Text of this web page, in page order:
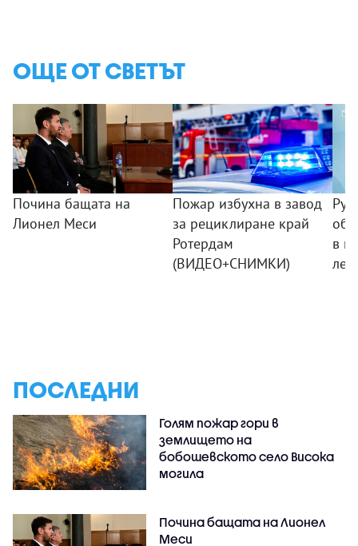
ОЩЕ ОТ СВЕТЪТ
Почина бащата на
Лионел Меси
Пожар избухна в завод
за рециклиране край
Ротердам
(ВИДЕО+СНИМКИ)
в
ПОСЛЕДНИ
Голям пожар гори в
землището на
бобошевското село Висока
могила
Почина бащата на Лионел
Меси